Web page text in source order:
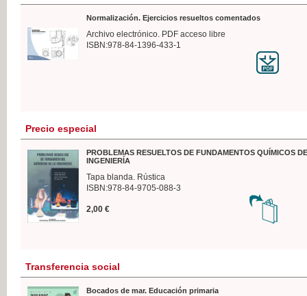
Normalización. Ejercicios resueltos comentados
Archivo electrónico. PDF acceso libre
ISBN:978-84-1396-433-1
Precio especial
PROBLEMAS RESUELTOS DE FUNDAMENTOS QUÍMICOS
INGENIERÍA
Tapa blanda. Rústica
ISBN:978-84-9705-088-3
2,00 €
Transferencia social
Bocados de mar. Educación primaria